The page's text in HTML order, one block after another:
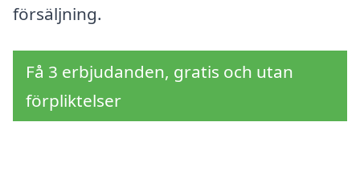
försäljning.
Få 3 erbjudanden, gratis och utan
förpliktelser